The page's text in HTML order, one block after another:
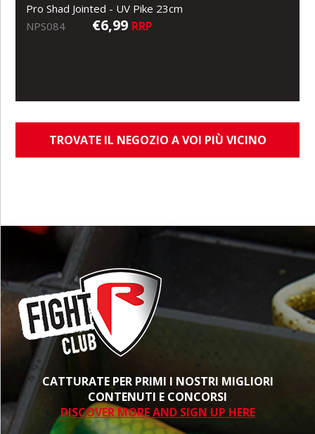
Pro Shad Jointed - UV Pike 23cm
NPS084
€6,99 RRP
TROVATE IL NEGOZIO A VOI PIÙ VICINO
CATTURATE PER PRIMI I NOSTRI MIGLIORI
CONTENUTI E CONCORSI
DISCOVER MORE AND SIGN UP HERE